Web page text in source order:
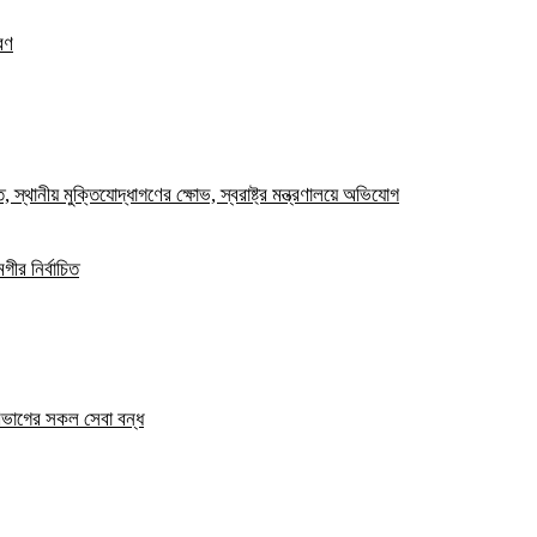
স্থানীয় মুক্তিযোদ্ধাগণের ক্ষোভ, স্বরাষ্ট্র মন্ত্রণালয়ে অভিযোগ
নির্বাচিত
সকল সেবা বন্ধ